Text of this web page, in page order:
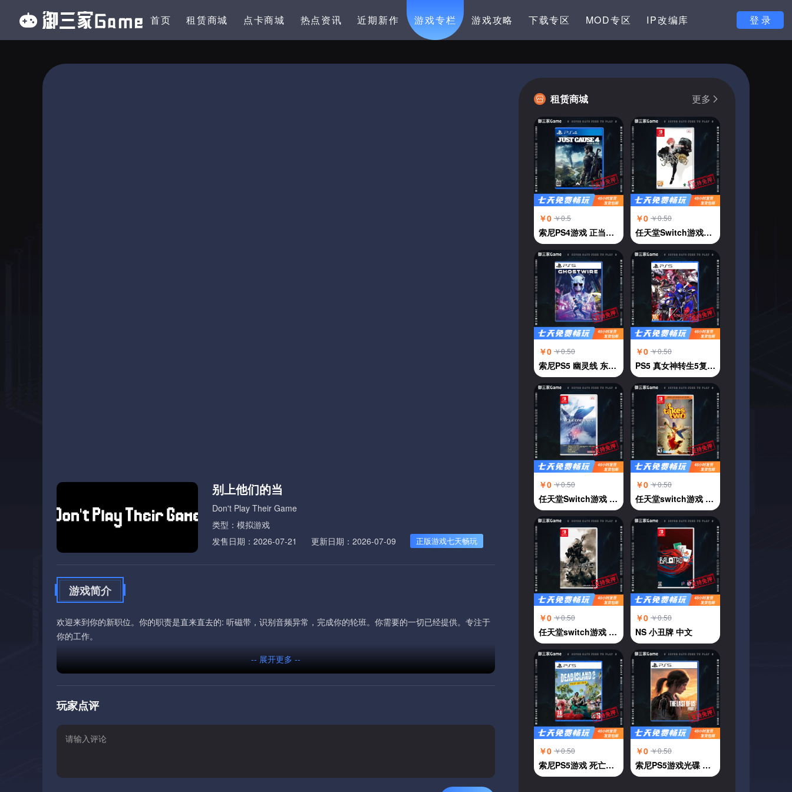
首页 租赁商城 点卡商城 热点资讯 近期新作 游戏专栏 游戏攻略 下载专区 MOD专区 IP改编库 登 录
别上他们的当
Don't Play Their Game
类型：模拟游戏
发售日期：2026-07-21
更新日期：2026-07-09 正版游戏七天畅玩
游戏简介
欢迎来到你的新职位。你的职责是直来直去的: 听磁带，识别音频异常，完成你的轮班。你需要的一切已经提供。专注于
你的工作。
-- 展开更多 --
玩家点评
租赁商城 更多
￥0 ￥0.5
索尼PS4游戏 正当防卫4 中文
￥0 ￥0.50
任天堂Switch游戏卡NS 杰克珍妮 JACKJEANNE 乙女恋爱 中文
￥0 ￥0.50
索尼PS5 幽灵线 东京 鬼线东京 GhostWire:Tokyo 中文
￥0 ￥0.50
PS5 真女神转生5复仇 中文
￥0 ￥0.50
任天堂Switch游戏 NS 皇牌空战7 未知天际 中文
￥0 ￥0.50
任天堂switch游戏 NS游戏 双人成行 双人同行It Take Two 中文
￥0 ￥0.50
任天堂switch游戏 NS游戏 尼尔机械纪元 自动人形 中文
￥0 ￥0.50
NS 小丑牌 中文
￥0 ￥0.50
索尼PS5游戏 死亡岛2 中文
￥0 ￥0.50
索尼PS5游戏光碟 美国末日 最后的生还者 中文